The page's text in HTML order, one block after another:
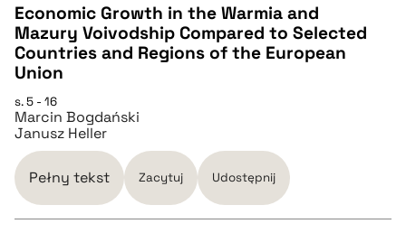
Economic Growth in the Warmia and
Mazury Voivodship Compared to Selected
Countries and Regions of the European
Union
s. 5 - 16
Marcin Bogdański
Janusz Heller
Pełny tekst Zacytuj Udostępnij